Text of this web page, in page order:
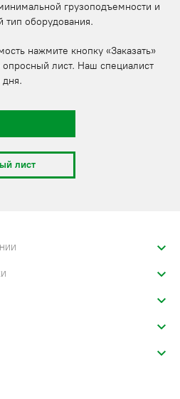
грузоподъемности и
оборудования.
нажмите кнопку «Заказать»
опросный лист. Наш специалист
дня.
лист